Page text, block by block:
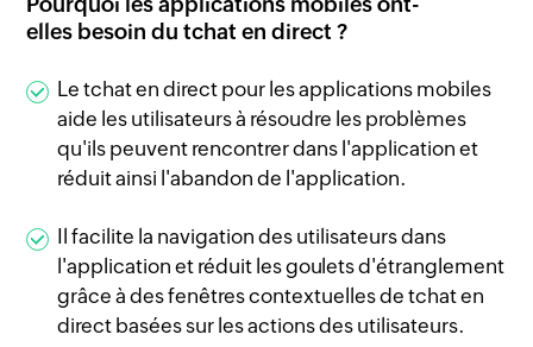
elles besoin du tchat en direct ?
Le tchat en direct pour les applications mobiles
aide les utilisateurs à résoudre les problèmes
qu'ils peuvent rencontrer dans l'application et
réduit ainsi l'abandon de l'application.
Il facilite la navigation des utilisateurs dans
l'application et réduit les goulets d'étranglement
grâce à des fenêtres contextuelles de tchat en
direct basées sur les actions des utilisateurs.